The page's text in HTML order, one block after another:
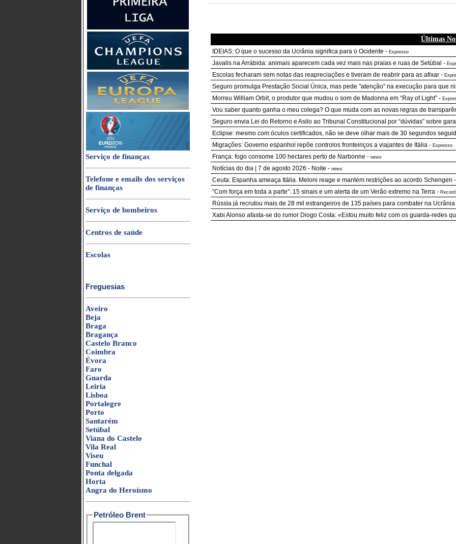
Serviço de finanças
Telefone e emails dos serviços
de finanças
Serviço de bombeiros
Centros de saúde
Escolas
Freguesias
Aveiro
Beja
Braga
Bragança
Castelo Branco
Coimbra
Évora
Faro
Guarda
Leiria
Lisboa
Portalegre
Porto
Santarém
Setúbal
Viana do Castelo
Vila Real
Viseu
Funchal
Ponta delgada
Horta
Angra do Heroísmo
Petróleo Brent
Últimas
IDEIAS: O que o sucesso da Ucrânia significa para o Ocidente - Expresso
Javalis na Arrábida: animais aparecem cada vez mais nas praias e ruas de Setúbal -
Escolas fecharam sem notas das reapreciações e tiveram de reabrir para as afixar -
Seguro promulga Prestação Social Única, mas pede "atenção" na execução para que
Morreu William Orbit, o produtor que mudou o som de Madonna em “Ray of Light” -
Vou saber quanto ganha o meu colega? O que muda com as novas regras de
Seguro envia Lei do Retorno e Asilo ao Tribunal Constitucional por “dúvidas” sobre
Eclipse: mesmo com óculos certificados, não se deve olhar mais de 30 segundos
Migrações: Governo espanhol repõe controlos fronteiriços a viajantes de Itália - Expresso
França: fogo consome 100 hectares perto de Narbonne - news
Notícias do dia | 7 de agosto 2026 - Noite - news
Ceuta: Espanha ameaça Itália. Meloni reage e mantém restrições ao acordo Schengen -
“Com força em toda a parte”: 15 sinais e um alerta de um Verão extremo na Terra - Record
Rússia já recrutou mais de 28 mil estrangeiros de 135 países para combater na Ucrânia
Xabi Alonso afasta-se do rumor Diogo Costa: «Estou muito feliz com os guarda-redes